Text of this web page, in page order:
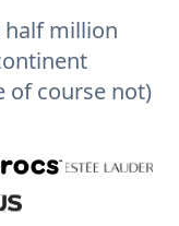
half million
of course not)